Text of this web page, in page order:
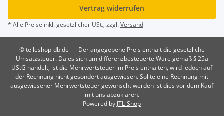
Vertrag widerrufen
* Alle Preise inkl. gesetzlicher USt., zzgl.Versand
© teileshop-db.de
Der angegebene Preis enthält die gesetzliche
Umsatzsteuer. Da es sich um differenzbesteuerte Ware gemäß § 25a
UStG handelt, ist die Mehrwertsteuer im Preis enthalten, wird jedoch auf
der Rechnung nicht gesondert ausgewiesen. Sollte eine Rechnung mit
ausgewiesener Mehrwertsteuer gewünscht werden ist dies vor dem Kauf
mit uns abzuklären.
Powered by JTL-Shop